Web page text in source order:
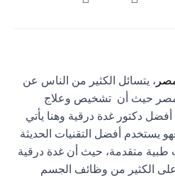
، يتسائل الكثير من الناس عن
مصر حيث أن تشخيص وعلاج
دكتور غدة درقية وهنا يأتي
يستخدم أفضل التقنيات الحديثة
طبية متقدمة، حيث أن غدة درقية
الكثير من وظائف الجسم